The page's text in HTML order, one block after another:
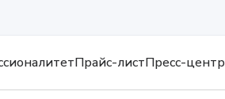
Прайс-листПресс-центр